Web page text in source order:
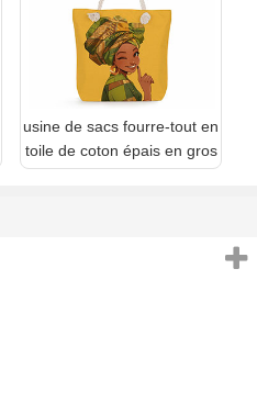
usine de sacs fourre-tout en
toile de coton épais en gros